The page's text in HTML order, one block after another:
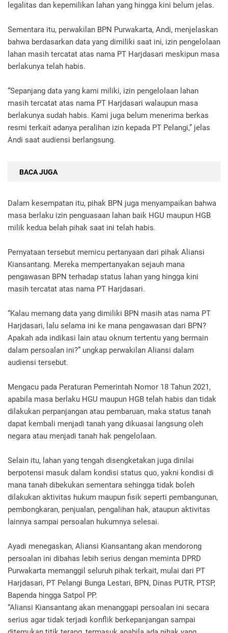
legalitas dan kepemilikan lahan yang hingga kini belum jelas.
Sementara itu, perwakilan BPN Purwakarta, Andi, menjelaskan
bahwa berdasarkan data yang dimiliki saat ini, izin pengelolaan
lahan masih tercatat atas nama PT Harjdasari meskipun masa
berlakunya telah habis.
“Sepanjang data yang kami miliki, izin pengelolaan lahan
masih tercatat atas nama PT Harjdasari walaupun masa
berlakunya sudah habis. Kami juga belum menerima berkas
resmi terkait adanya peralihan izin kepada PT Pelangi,” jelas
Andi saat audiensi berlangsung.
BACA JUGA
Dalam kesempatan itu, pihak BPN juga menyampaikan bahwa
masa berlaku izin penguasaan lahan baik HGU maupun HGB
milik kedua belah pihak saat ini telah habis.
Pernyataan tersebut memicu pertanyaan dari pihak Aliansi
Kiansantang. Mereka mempertanyakan sejauh mana
pengawasan BPN terhadap status lahan yang hingga kini
masih tercatat atas nama PT Harjdasari.
“Kalau memang data yang dimiliki BPN masih atas nama PT
Harjdasari, lalu selama ini ke mana pengawasan dari BPN?
Apakah ada indikasi lain atau oknum tertentu yang bermain
dalam persoalan ini?” ungkap perwakilan Aliansi dalam
audiensi tersebut.
Mengacu pada Peraturan Pemerintah Nomor 18 Tahun 2021,
apabila masa berlaku HGU maupun HGB telah habis dan tidak
dilakukan perpanjangan atau pembaruan, maka status tanah
dapat kembali menjadi tanah yang dikuasai langsung oleh
negara atau menjadi tanah hak pengelolaan.
Selain itu, lahan yang tengah disengketakan juga dinilai
berpotensi masuk dalam kondisi status quo, yakni kondisi di
mana tanah dibekukan sementara sehingga tidak boleh
dilakukan aktivitas hukum maupun fisik seperti pembangunan,
pembongkaran, penjualan, pengalihan hak, ataupun aktivitas
lainnya sampai persoalan hukumnya selesai.
Ayadi menegaskan, Aliansi Kiansantang akan mendorong
persoalan ini dibahas lebih serius dengan meminta DPRD
Purwakarta memanggil seluruh pihak terkait, mulai dari PT
Harjdasari, PT Pelangi Bunga Lestari, BPN, Dinas PUTR, PTSP,
Bapenda hingga Satpol PP.
“Aliansi Kiansantang akan menanggapi persoalan ini secara
serius agar tidak terjadi konflik berkepanjangan sampai